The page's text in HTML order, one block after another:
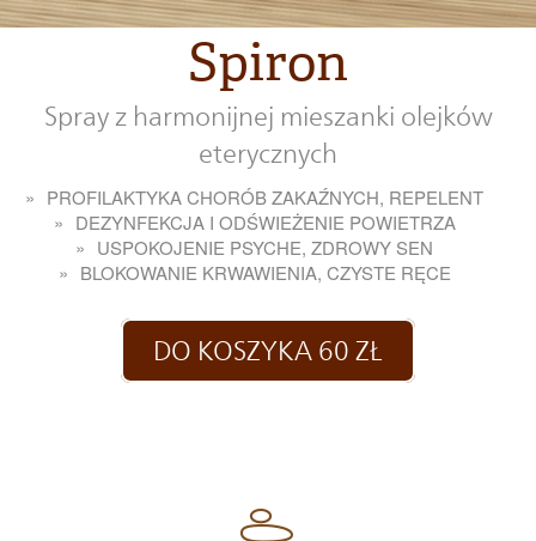
Spiron
Spray z harmonijnej mieszanki olejków
eterycznych
PROFILAKTYKA CHORÓB ZAKAŹNYCH, REPELENT
DEZYNFEKCJA I ODŚWIEŻENIE POWIETRZA
USPOKOJENIE PSYCHE, ZDROWY SEN
BLOKOWANIE KRWAWIENIA, CZYSTE RĘCE
DO KOSZYKA 60 ZŁ